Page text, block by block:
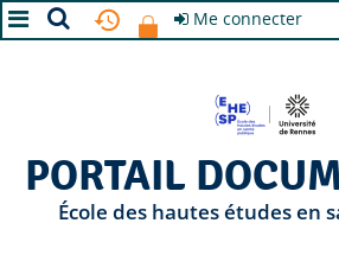
Me connecter
PORTAIL
École des hautes études en